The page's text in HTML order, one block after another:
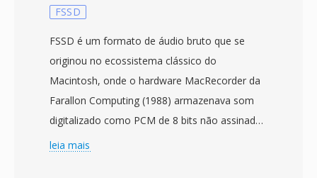
FSSD
FSSD é um formato de áudio bruto que se
originou no ecossistema clássico do
Macintosh, onde o hardware MacRecorder da
Farallon Computing (1988) armazenava som
digitalizado como PCM de 8 bits não assinado
em entradas de resource fork marcadas com o
leia mais